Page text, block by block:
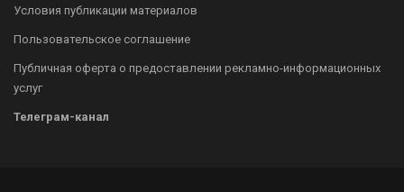
Условия публикации материалов
Пользовательское соглашение
Публичная оферта о предоставлении рекламно-информационных
услуг
Телеграм-канал